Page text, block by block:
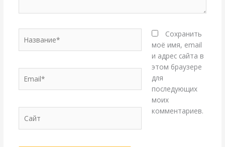
Сохранить
моё имя, email
и адрес сайта в
этом браузере
для
последующих
моих
комментариев.